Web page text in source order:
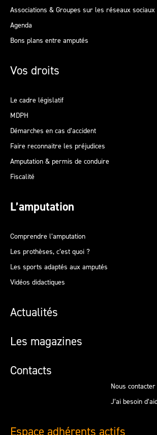
Associations & Groupes sur les réseaux sociaux
Agenda
Bons plans entre amputés
Vos droits
Le cadre législatif
MDPH
Démarches en cas d’accident
Faire reconnaitre les préjudices
Amputation & permis de conduire
Fiscalité
L’amputation
Comprendre l’amputation
Les prothèses, c’est quoi ?
Les sports adaptés aux amputés
Vidéos didactiques
Actualités
Les magazines
Contacts
Nous contacter
J’ai besoin
Espace adhérents actifs